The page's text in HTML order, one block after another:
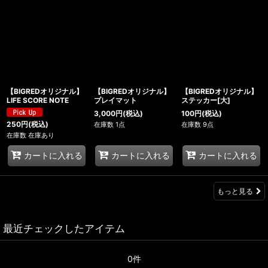
【BIGREDオリジナル】
LIFE SCORE NOTE
250円(税込)
在庫数 在庫あり
カートに入れる
【BIGREDオリジナル】
プレイマット
3,000円(税込)
在庫数 1点
カートに入れる
【BIGREDオリジナル】
ステッカー[大]
100円(税込)
在庫数 9点
カートに入れる
もっと見る
最近チェックしたアイテム
0件